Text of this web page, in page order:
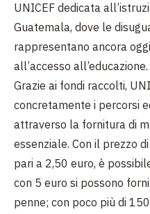
UNICEF dedicata
Guatemala, dove le
rappresentano ancora
all’accesso all’educazione.
Grazie ai fondi raccolti,
concretamente i percorsi
attraverso la fornitura di
essenziale. Con il prezzo
pari a 2,50 euro, è
con 5 euro si possono
penne; con poco più di